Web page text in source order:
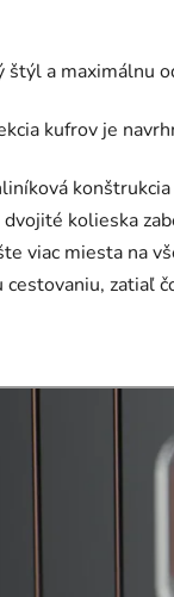
štýl a maximálnu
kufrov je
kolieska
viac miesta na
cestovaniu, zatiaľ